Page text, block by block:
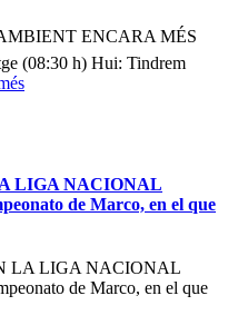
ENCARA MÉS
(08:30 h) Hui: Tindrem
LIGA NACIONAL
de Marco, en el que
LA LIGA NACIONAL
de Marco, en el que